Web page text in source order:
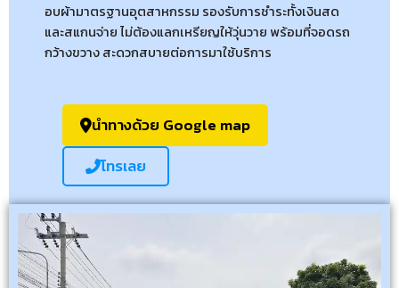
อบผ้ามาตรฐานอุตสาหกรรม รองรับการชำระทั้งเงินสด
และสแกนจ่าย ไม่ต้องแลกเหรียญให้วุ่นวาย พร้อมที่จอดรถ
กว้างขวาง สะดวกสบายต่อการมาใช้บริการ
นำทางด้วย Google map
โทรเลย